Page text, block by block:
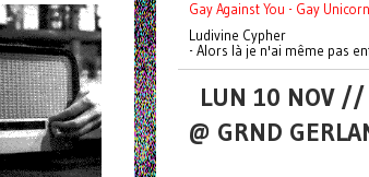
Gay Against You - Gay Unicorn
Ludivine Cypher
- Alors là je n'ai même pas
LUN 10 NOV //
@ GRND